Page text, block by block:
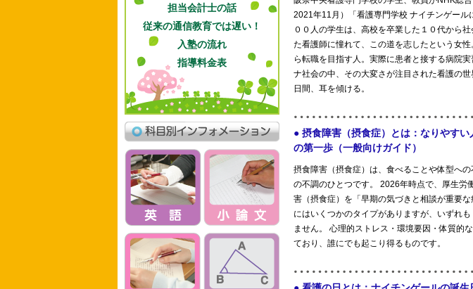
担当会計士の話
従来の通信教育では遅い！
入塾の流れ
指導料金表